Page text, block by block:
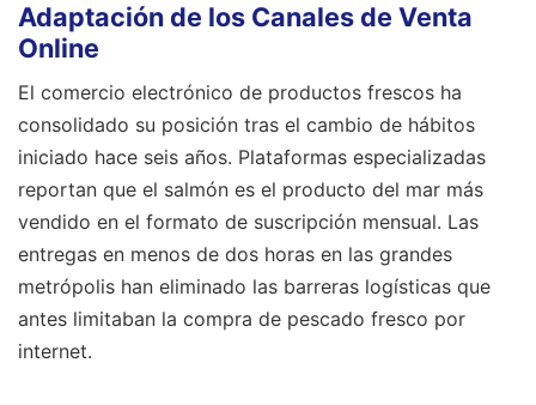
Adaptación de los Canales de Venta
Online
El comercio electrónico de productos frescos ha
consolidado su posición tras el cambio de hábitos
iniciado hace seis años. Plataformas especializadas
reportan que el salmón es el producto del mar más
vendido en el formato de suscripción mensual. Las
entregas en menos de dos horas en las grandes
metrópolis han eliminado las barreras logísticas que
antes limitaban la compra de pescado fresco por
internet.